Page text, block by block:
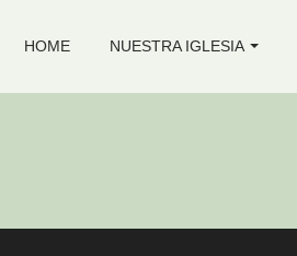
HOME NUESTRA IGLESIA